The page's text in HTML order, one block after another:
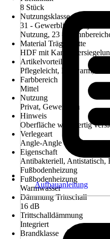
8 Stück
Nutzungsklasse
31 - Gewerbliche/
Nutzung, 23 -
Material Trägerplatte
HDF mit
Artikelvorteil
Pflegeleicht, Fußwarm,
Farbbereich
Mittel
Nutzung
Privat, Gewerblich
Hinweis
Oberfläche wohnfertig
Verlegeart
Angle-Angle
Eigenschaft
Antibakteriell, Antistatisch,
Fußbodenheizung
Fußbodenheizung
Warmwasser
Dämmung Trittschall
16 dB
Trittschalldämmung
Integriert
Brandklasse
Aufbauanleitung